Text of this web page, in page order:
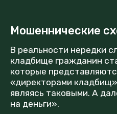
Мошеннические
В реальности нередки
кладбище гражданин
которые
«директорами
являясь таковыми. А
на деньги».